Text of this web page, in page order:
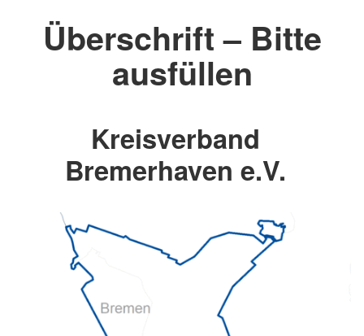
Überschrift – Bitte
ausfüllen
Kreisverband
Bremerhaven e.V.